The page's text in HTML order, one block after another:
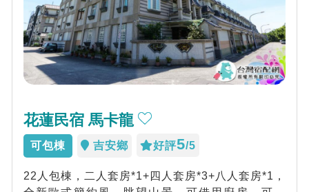
花蓮民宿 馬卡龍
可包棟 吉安鄉 好評5/5
22人包棟，二人套房*1+四人套房*3+八人套房*1，